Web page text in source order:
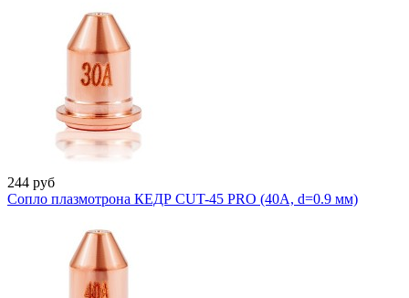
244 руб
Сопло плазмотрона КЕДР CUT-45 PRO (40А, d=0.9 мм)